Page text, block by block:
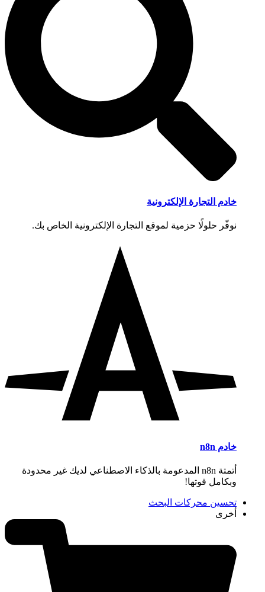
خادم التجارة الإلكترونية
نوفّر حلولًا حزمية لموقع التجارة الإلكترونية الخاص بك.
خادم n8n
أتمتة n8n المدعومة بالذكاء الاصطناعي لديك غير محدودة
وبكامل قوتها!
تحسين محركات البحث
أخرى